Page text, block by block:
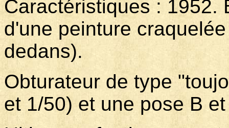
Caractéristiques : 1952.
d'une peinture
dedans).
Obturateur de type
et 1/50) et une pose B